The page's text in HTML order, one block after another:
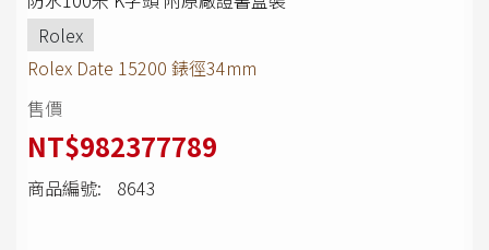
Rolex
Rolex Date 15200 錶徑34mm
售價
NT$982377789
商品編號: 8643